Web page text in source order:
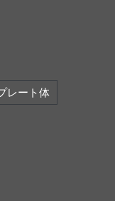
レート体